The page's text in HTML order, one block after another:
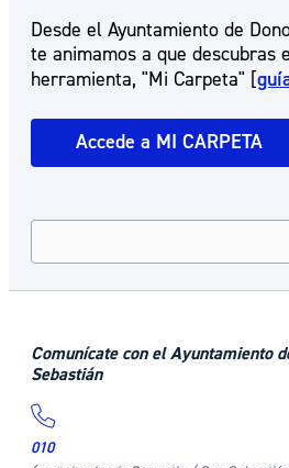
Desde el Ayuntamiento de
te animamos a que descubras
herramienta, "Mi Carpeta" [
Accede a MI CARPETA
Comunícate con el Ayuntamiento
Sebastián
010